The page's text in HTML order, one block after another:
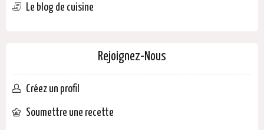
Le blog de cuisine
Rejoignez-Nous
Créez un profil
Soumettre une recette